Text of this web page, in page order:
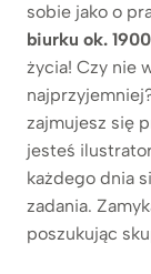
sobie jako o
biurku ok.
życia! Czy nie
zajmujesz się
jesteś
każdego dnia
zadania.
poszukując